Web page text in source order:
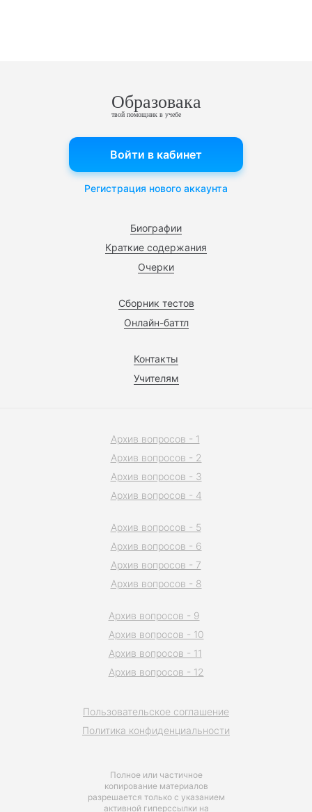
Образовака
твой помощник в учебе
Биографии
Краткие содержания
Очерки
Сборник тестов
Онлайн-баттл
Контакты
Учителям
Войти в кабинет
Регистрация нового аккаунта
Полное или частичное
копирование материалов
разрешается только с указанием
активной гиперссылки на
Пользовательское соглашение
Политика конфиденциальности
Архив вопросов - 1
Архив вопросов - 2
Архив вопросов - 3
Архив вопросов - 4
Архив вопросов - 5
Архив вопросов - 6
Архив вопросов - 7
Архив вопросов - 8
Архив вопросов - 9
Архив вопросов - 10
Архив вопросов - 11
Архив вопросов - 12